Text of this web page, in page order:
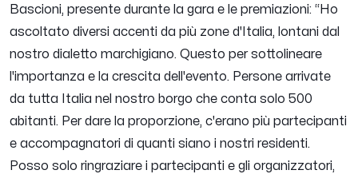
Bascioni, presente durante la gara e le premiazioni: “ Ho
ascoltato diversi accenti da più zone d'Italia, lontani dal
nostro dialetto marchigiano. Questo per sottolineare
l'importanza e la crescita dell'evento. Persone arrivate
da tutta Italia nel nostro borgo che conta solo 500
abitanti. Per dare la proporzione, c'erano più partecipanti
e accompagnatori di quanti siano i nostri residenti.
Posso solo ringraziare i partecipanti e gli organizzatori,